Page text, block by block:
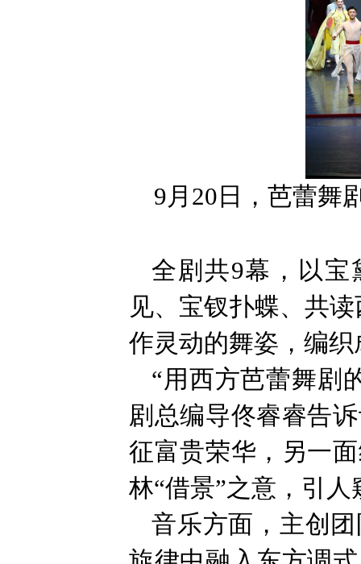
9月20日，芭蕾舞
全剧共9幕，以宝
见、宝钗扑蝶、共
作灵动的舞姿，编
“用西方芭蕾舞剧
剧总编导佟睿睿告
征富贵荣华，另一
林“借景”之意，引
音乐方面，主创